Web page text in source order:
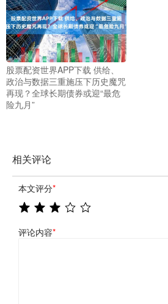
股票配资世界APP下载 供给、
政治与数据三重施压下历史魔咒
再现？全球长期债券或迎“最危
险九月”
相关评论
本文评分*
评论内容*